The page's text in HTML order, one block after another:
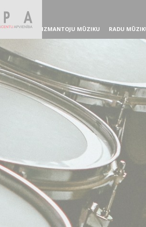
IZMANTOJU MŪZIKU RADU